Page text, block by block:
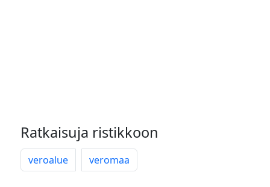
Ratkaisuja ristikkoon
veroalue veromaa